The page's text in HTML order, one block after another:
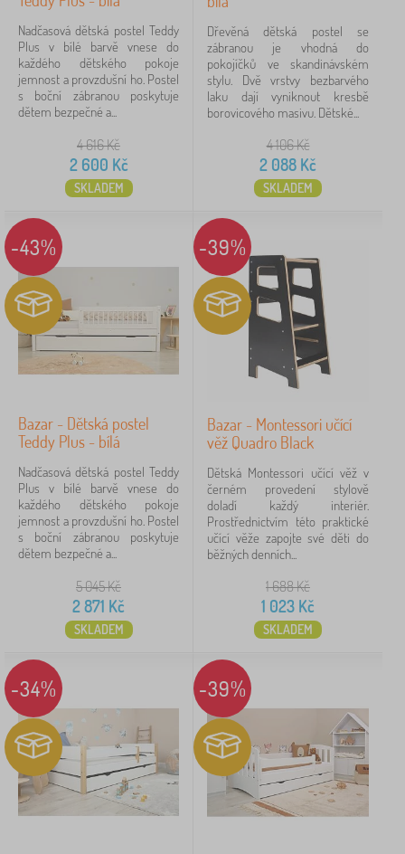
Nadčasová dětská postel Teddy
Plus v bílé barvě vnese do
každého dětského pokoje
jemnost a provzdušní ho. Postel
s boční zábranou poskytuje
dětem bezpečné a...
4 616Kč
2 600 Kč
SKLADEM
Dřevěná dětská postel se
zábranou je vhodná do
pokojíčků ve skandinávském
stylu. Dvě vrstvy bezbarvého
laku dají vyniknout kresbě
borovicového masivu. Dětské...
4 106Kč
2 088 Kč
SKLADEM
-43%
Bazar - Dětská postel
Teddy Plus - bílá
Nadčasová dětská postel Teddy
Plus v bílé barvě vnese do
každého dětského pokoje
jemnost a provzdušní ho. Postel
s boční zábranou poskytuje
dětem bezpečné a...
5 045Kč
2 871 Kč
SKLADEM
-39%
Bazar - Montessori učící
věž Quadro Black
Dětská Montessori učící věž v
černém provedení stylově
doladí každý interiér.
Prostřednictvím této praktické
učící věže zapojte své děti do
běžných denních...
1 688Kč
1 023 Kč
SKLADEM
-34% -39%